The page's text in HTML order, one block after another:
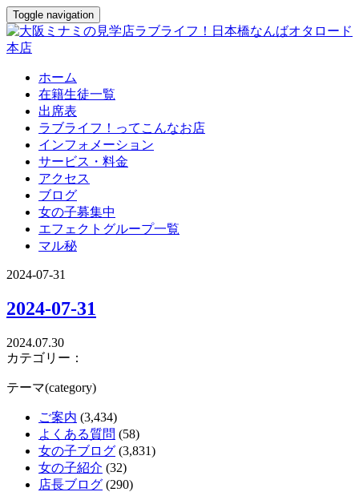
Toggle navigation
ホーム
在籍生徒一覧
出席表
ラブライフ！ってこんなお店
インフォメーション
サービス・料金
アクセス
ブログ
女の子募集中
エフェクトグループ一覧
マル秘
2024-07-31
2024-07-31
2024.07.30
カテゴリー：
テーマ(category)
ご案内 (3,434)
よくある質問 (58)
女の子ブログ (3,831)
女の子紹介 (32)
店長ブログ (290)